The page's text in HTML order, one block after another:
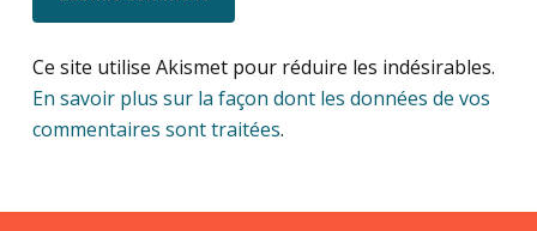
Ce site utilise Akismet pour réduire les indésirables.
En savoir plus sur la façon dont les données de vos
commentaires sont traitées.